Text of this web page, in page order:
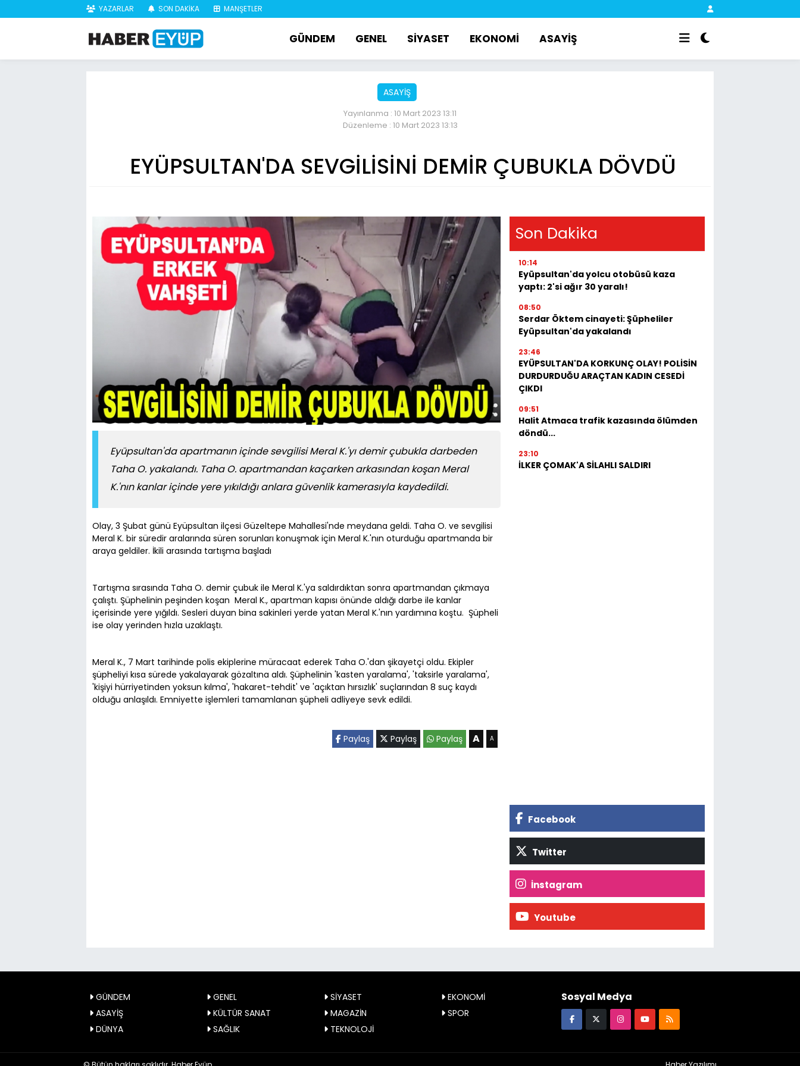
YAZARLAR SON DAKİKA MANŞETLER
GÜNDEM GENEL SİYASET EKONOMİ ASAYİŞ
ASAYİŞ
Yayınlanma : 10 Mart 2023 13:11
Düzenleme : 10 Mart 2023 13:13
EYÜPSULTAN'DA SEVGİLİSİNİ DEMİR ÇUBUKLA DÖVDÜ
Eyüpsultan'da apartmanın içinde sevgilisi Meral K.'yı demir çubukla darbeden
Taha O. yakalandı. Taha O. apartmandan kaçarken arkasından koşan Meral
K.'nın kanlar içinde yere yıkıldığı anlara güvenlik kamerasıyla kaydedildi.
Olay, 3 Şubat günü Eyüpsultan ilçesi Güzeltepe Mahallesi'nde meydana geldi. Taha O. ve sevgilisi
Meral K. bir süredir aralarında süren sorunları konuşmak için Meral K.'nın oturduğu apartmanda bir
araya geldiler. İkili arasında tartışma başladı
Tartışma sırasında Taha O. demir çubuk ile Meral K.'ya saldırdıktan sonra apartmandan çıkmaya
çalıştı. Şüphelinin peşinden koşan Meral K., apartman kapısı önünde aldığı darbe ile kanlar
içerisinde yere yığıldı. Sesleri duyan bina sakinleri yerde yatan Meral K.'nın yardımına koştu. Şüpheli
ise olay yerinden hızla uzaklaştı.
Meral K., 7 Mart tarihinde polis ekiplerine müracaat ederek Taha O.'dan şikayetçi oldu. Ekipler
şüpheliyi kısa sürede yakalayarak gözaltına aldı. Şüphelinin 'kasten yaralama', 'taksirle yaralama',
'kişiyi hürriyetinden yoksun kılma', 'hakaret-tehdit' ve 'açıktan hırsızlık' suçlarından 8 suç kaydı
olduğu anlaşıldı. Emniyette işlemleri tamamlanan şüpheli adliyeye sevk edildi.
Paylaş Paylaş Paylaş A A
Son Dakika
10:14
Eyüpsultan'da yolcu otobüsü kaza
yaptı: 2'si ağır 30 yaralı!
08:50
Serdar Öktem cinayeti: Şüpheliler
Eyüpsultan'da yakalandı
23:46
EYÜPSULTAN'DA KORKUNÇ OLAY! POLİSİN
DURDURDUĞU ARAÇTAN KADIN CESEDİ
ÇIKDI
09:51
Halit Atmaca trafik kazasında ölümden
döndü...
23:10
İLKER ÇOMAK'A SİLAHLI SALDIRI
Facebook
Twitter
İnstagram
Youtube
GÜNDEM GENEL SİYASET
EKONOMİ
ASAYİŞ
KÜLTÜR SANAT MAGAZİN
SPOR
DÜNYA
SAĞLIK TEKNOLOJİ
Sosyal Medya